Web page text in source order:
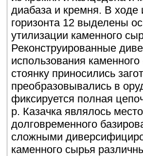
диабаза и кремня. В ходе
горизонта 12 выделены
утилизации каменного
Реконструированные
использования
стоянку приносились
преобразовывались в
фиксируется полная
р. Казачка являлось
долговременного
сложными
каменного сырья